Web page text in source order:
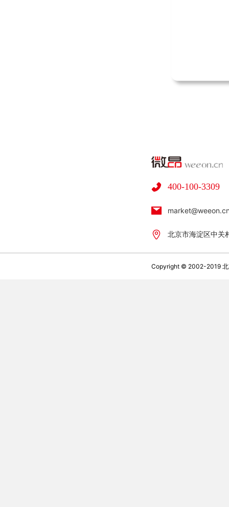
400-100-3309
北京市海淀区中关
Copyright © 2002-2019 北